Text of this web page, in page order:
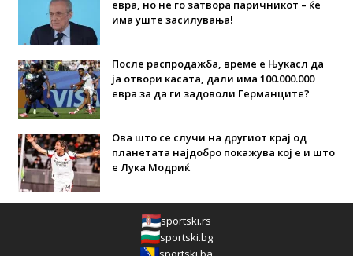
евра, но не го затвора паричникот – ќе
има уште засилувања!
После распродажба, време е Њукасл да
ја отвори касата, дали има 100.000.000
евра за да ги задоволи Германците?
Ова што се случи на другиот крај од
планетата најдобро покажува кој е и што
е Лука Модриќ
sportski.rs
sportski.bg